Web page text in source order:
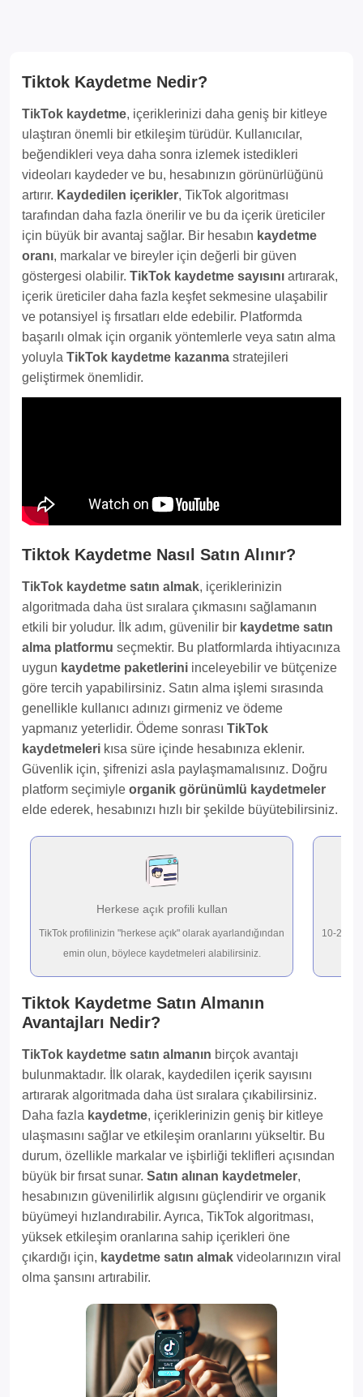
Tiktok Kaydetme Nedir?
TikTok kaydetme, içeriklerinizi daha geniş bir kitleye
ulaştıran önemli bir etkileşim türüdür. Kullanıcılar,
beğendikleri veya daha sonra izlemek istedikleri
videoları kaydeder ve bu, hesabınızın görünürlüğünü
artırır. Kaydedilen içerikler, TikTok algoritması
tarafından daha fazla önerilir ve bu da içerik üreticiler
için büyük bir avantaj sağlar. Bir hesabın kaydetme
oranı, markalar ve bireyler için değerli bir güven
göstergesi olabilir. TikTok kaydetme sayısını artırarak,
içerik üreticiler daha fazla keşfet sekmesine ulaşabilir
ve potansiyel iş fırsatları elde edebilir. Platformda
başarılı olmak için organik yöntemlerle veya satın alma
yoluyla TikTok kaydetme kazanma stratejileri
geliştirmek önemlidir.
Tiktok Kaydetme Nasıl Satın Alınır?
TikTok kaydetme satın almak, içeriklerinizin
algoritmada daha üst sıralara çıkmasını sağlamanın
etkili bir yoludur. İlk adım, güvenilir bir kaydetme satın
alma platformu seçmektir. Bu platformlarda ihtiyacınıza
uygun kaydetme paketlerini inceleyebilir ve bütçenize
göre tercih yapabilirsiniz. Satın alma işlemi sırasında
genellikle kullanıcı adınızı girmeniz ve ödeme
yapmanız yeterlidir. Ödeme sonrası TikTok
kaydetmeleri kısa süre içinde hesabınıza eklenir.
Güvenlik için, şifrenizi asla paylaşmamalısınız. Doğru
platform seçimiyle organik görünümlü kaydetmeler
elde ederek, hesabınızı hızlı bir şekilde büyütebilirsiniz.
Herkese açık profili kullan
TikTok profilinizin "herkese açık" olarak ayarlandığından
emin olun, böylece kaydetmeleri alabilirsiniz.
10-
Tiktok Kaydetme Satın Almanın
Avantajları Nedir?
TikTok kaydetme satın almanın birçok avantajı
bulunmaktadır. İlk olarak, kaydedilen içerik sayısını
artırarak algoritmada daha üst sıralara çıkabilirsiniz.
Daha fazla kaydetme, içeriklerinizin geniş bir kitleye
ulaşmasını sağlar ve etkileşim oranlarını yükseltir. Bu
durum, özellikle markalar ve işbirliği teklifleri açısından
büyük bir fırsat sunar. Satın alınan kaydetmeler,
hesabınızın güvenilirlik algısını güçlendirir ve organik
büyümeyi hızlandırabilir. Ayrıca, TikTok algoritması,
yüksek etkileşim oranlarına sahip içerikleri öne
çıkardığı için, kaydetme satın almak videolarınızın viral
olma şansını artırabilir.